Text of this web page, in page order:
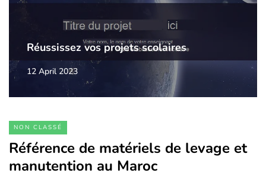
Réussissez vos projets scolaires
12 April 2023
NON CLASSÉ
Référence de matériels de levage et
manutention au Maroc